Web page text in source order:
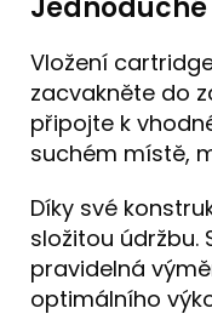
Vložení
zacvakněte do
připojte k
suchém místě,
Díky své
složitou údržbu.
pravidelná
optimálního